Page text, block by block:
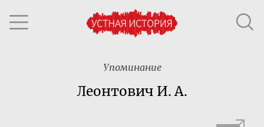
Упоминание
Леонтович И. А.